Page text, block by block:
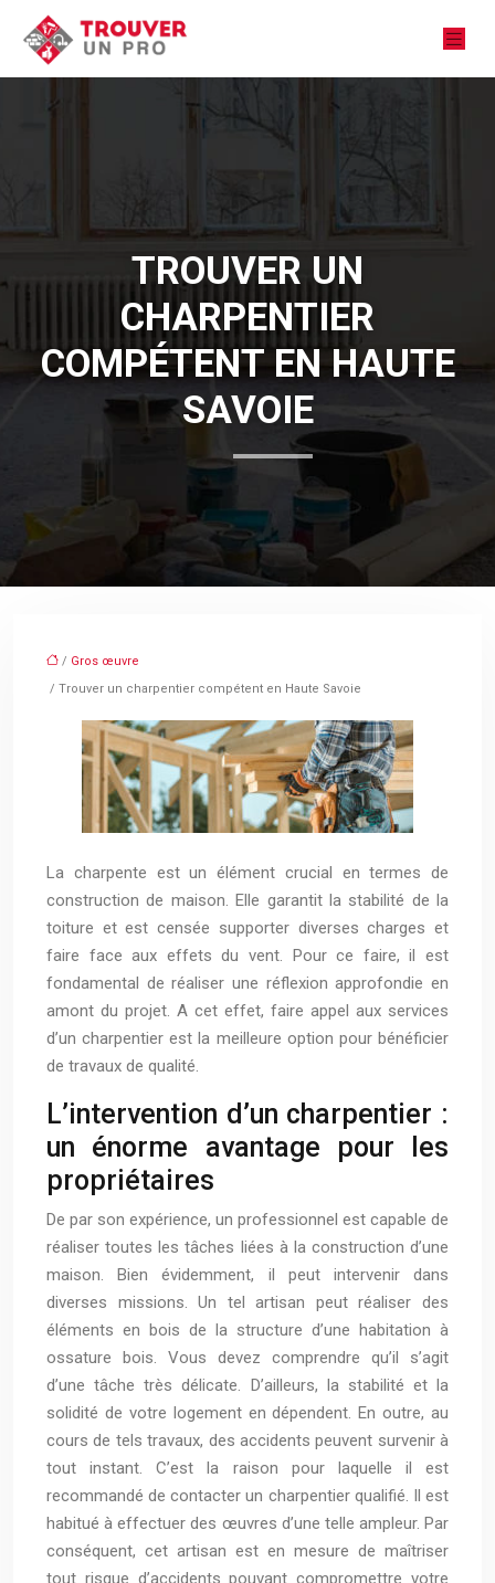
TROUVER UN
CHARPENTIER
COMPÉTENT EN HAUTE
SAVOIE
/ Gros œuvre
/ Trouver un charpentier compétent en Haute Savoie
La charpente est un élément crucial en termes de
construction de maison. Elle garantit la stabilité de la
toiture et est censée supporter diverses charges et
faire face aux effets du vent. Pour ce faire, il est
fondamental de réaliser une réflexion approfondie en
amont du projet. A cet effet, faire appel aux services
d’un charpentier est la meilleure option pour bénéficier
de travaux de qualité.
L’intervention d’un charpentier :
un énorme avantage pour les
propriétaires
De par son expérience, un professionnel est capable de
réaliser toutes les tâches liées à la construction d’une
maison. Bien évidemment, il peut intervenir dans
diverses missions. Un tel artisan peut réaliser des
éléments en bois de la structure d’une habitation à
ossature bois. Vous devez comprendre qu’il s’agit
d’une tâche très délicate. D’ailleurs, la stabilité et la
solidité de votre logement en dépendent. En outre, au
cours de tels travaux, des accidents peuvent survenir à
tout instant. C’est la raison pour laquelle il est
recommandé de contacter un charpentier qualifié. Il est
habitué à effectuer des œuvres d’une telle ampleur. Par
conséquent, cet artisan est en mesure de maîtriser
tout risque d’accidents pouvant compromettre votre